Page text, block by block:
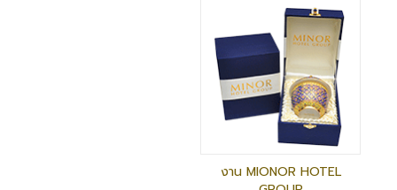
งาน MIONOR HOTEL